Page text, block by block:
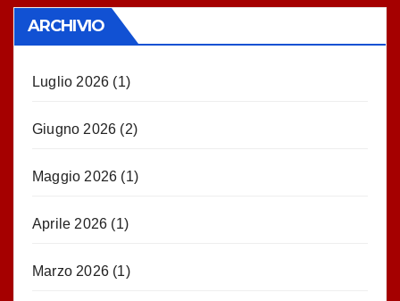
ARCHIVIO
Luglio 2026 (1)
Giugno 2026 (2)
Maggio 2026 (1)
Aprile 2026 (1)
Marzo 2026 (1)